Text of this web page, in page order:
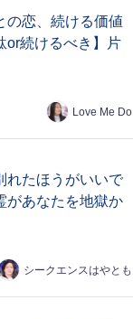
の恋、続ける価値
or続けるべき】片
Love Me Do
れたほうがいいで
があなたを地獄か
シークエンスはやとも